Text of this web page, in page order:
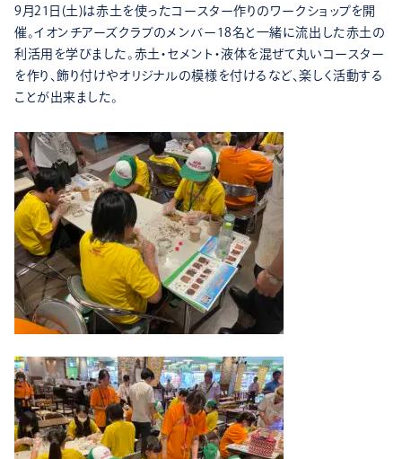
9月21日(土)は赤土を使ったコースター作りのワークショップを開
催。イオンチアーズクラブのメンバー18名と一緒に流出した赤土の
利活用を学びました。赤土・セメント・液体を混ぜて丸いコースター
を作り、飾り付けやオリジナルの模様を付けるなど、楽しく活動する
ことが出来ました。